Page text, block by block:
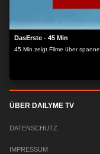
DasErste - 45 Min
45 Min zeigt Filme über
ÜBER DAILYME TV
DATENSCHUTZ
IMPRESSUM